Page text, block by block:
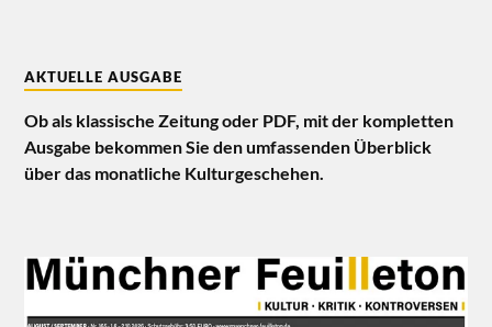
AKTUELLE AUSGABE
Ob als klassische Zeitung oder PDF, mit der kompletten
Ausgabe bekommen Sie den umfassenden Überblick
über das monatliche Kulturgeschehen.